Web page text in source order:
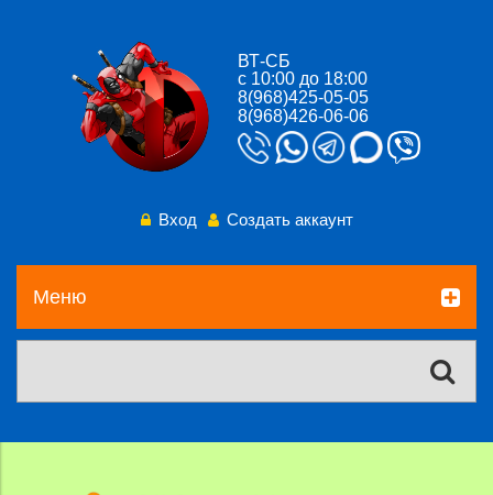
ВТ-СБ
с 10:00 до 18:00
8(968)425-05-05
8(968)426-06-06
Вход Создать аккаунт
Меню